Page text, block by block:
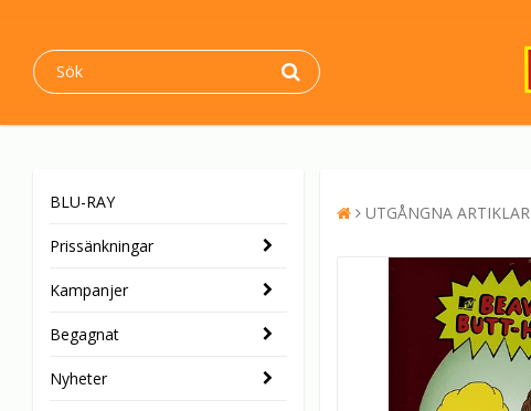
BLU-RAY
Prissänkningar
Kampanjer
Begagnat
Nyheter
UTGÅNGNA ARTIKLAR